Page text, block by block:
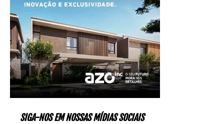
SIGA-NOS EM NOSSAS MÍDIAS SOCIAIS